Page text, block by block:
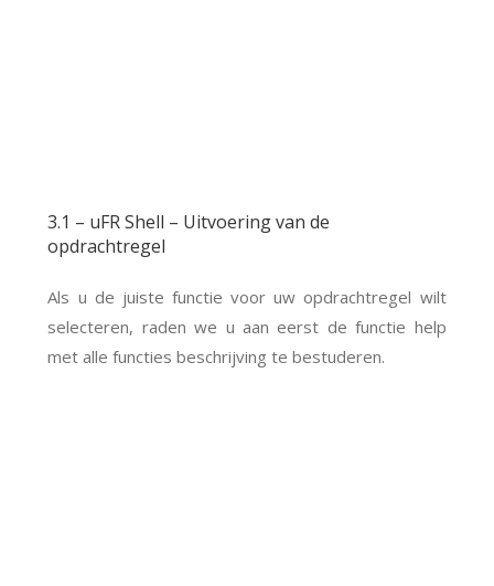
3.1 – uFR Shell – Uitvoering van de
opdrachtregel
Als u de juiste functie voor uw opdrachtregel wilt
selecteren, raden we u aan eerst de functie help
met alle functies beschrijving te bestuderen.